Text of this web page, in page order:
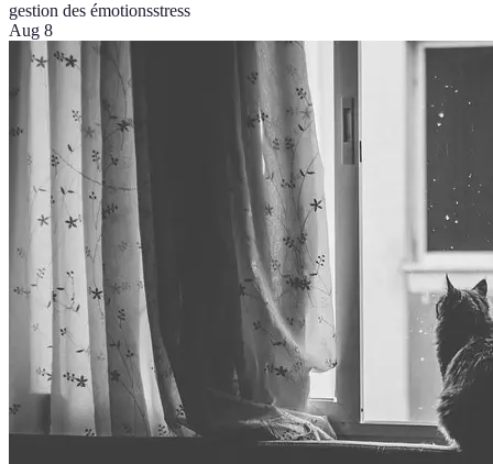
gestion des émotionsstress
Aug 8